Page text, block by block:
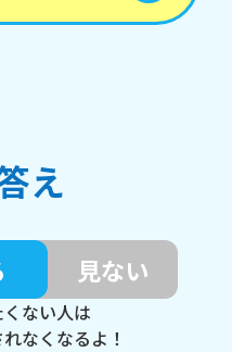
え
見ない
ない人は
なくなるよ！